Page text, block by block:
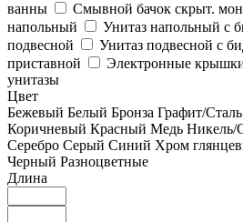
ванны
Смывной бачок скрыт.
напольный
Унитаз напольный с
подвесной
Унитаз подвесной с
приставной
Электронные
унитазы
Цвет
Бежевый Белый Бронза Графит/Сталь
Коричневый Красный Медь Никель/
Серебро Серый Синий Хром
Черный Разноцветные
Длина